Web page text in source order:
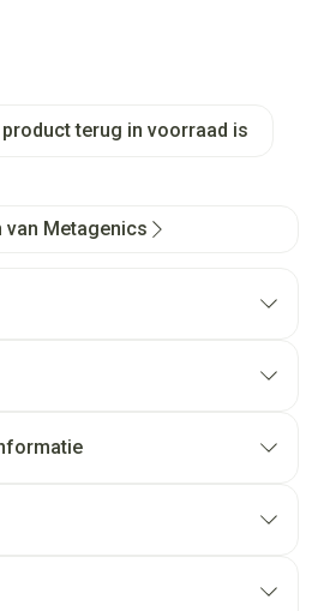
terug in voorraad is
van Metagenics